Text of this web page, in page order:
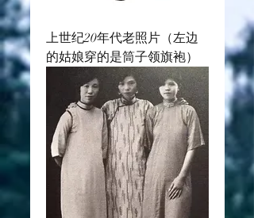
上世纪20年代老照片（左边
的姑娘穿的是筒子领旗袍）